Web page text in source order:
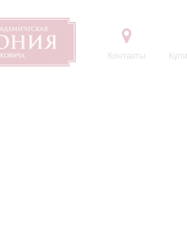
Контакты